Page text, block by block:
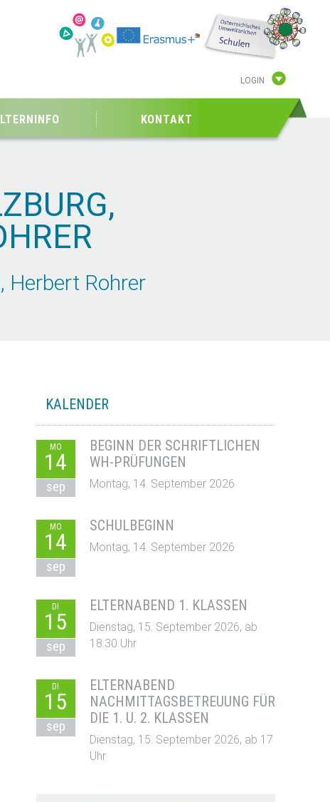
LOGIN
KONTAKT
Herbert Rohrer
KALENDER
MO
14
sep
BEGINN DER SCHRIFTLICHEN
WH-PRÜFUNGEN
Montag, 14. September 2026
MO
14
sep
SCHULBEGINN
Montag, 14. September 2026
DI
15
sep
ELTERNABEND 1. KLASSEN
Dienstag, 15. September 2026, ab
18:30 Uhr
DI
15
sep
ELTERNABEND
NACHMITTAGSBETREUUNG FÜR
DIE 1. U. 2. KLASSEN
Dienstag, 15. September 2026, ab 17
Uhr